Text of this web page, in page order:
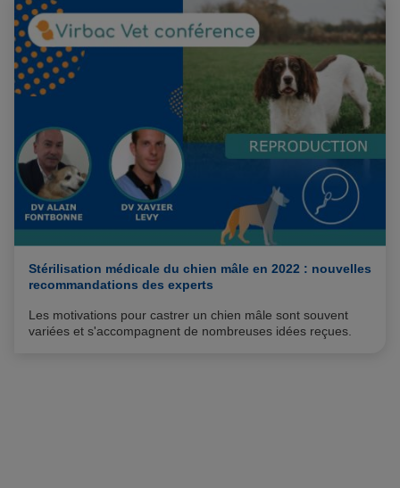
associés à cette intervention en matière de santé physique
et comportementale de l’animal méritent d’être mis en
balance avec les effets positifs attendus.
Stérilisation médicale du chien mâle en 2022 : nouvelles
recommandations des experts
Les motivations pour castrer un chien mâle sont souvent
variées et s'accompagnent de nombreuses idées reçues.